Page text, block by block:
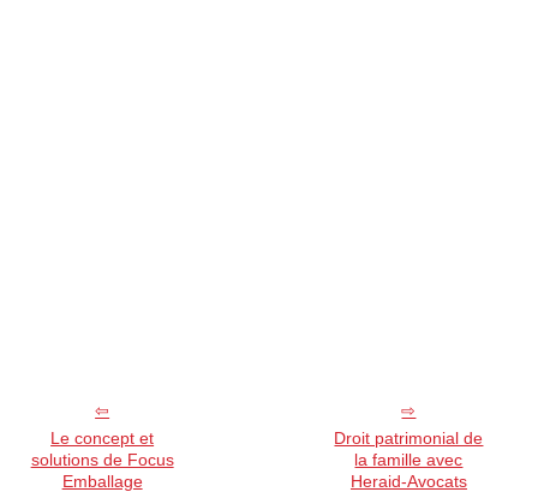
Le concept et
solutions de Focus
Emballage
Droit patrimonial de
la famille avec
Heraid-Avocats